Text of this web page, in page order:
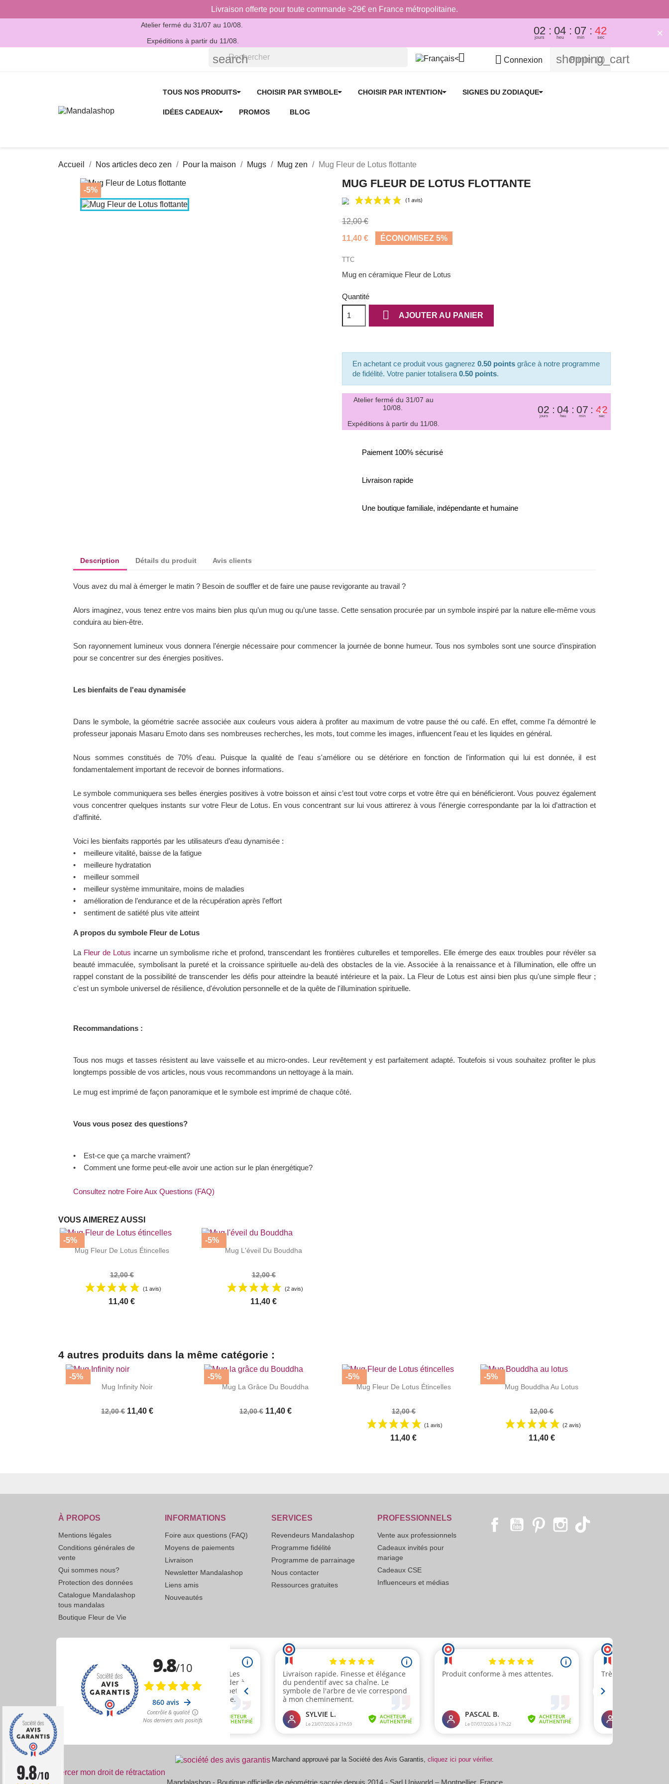
Livraison offerte pour toute commande >29€ en France métropolitaine.
Atelier fermé du 31/07 au 10/08.
Expéditions à partir du 11/08.
02
jours
04
heu
07
min
42
sec ×
search   Connexion shopping_cart
Panier (0)
TOUS NOS PRODUITS CHOISIR PAR SYMBOLE CHOISIR PAR INTENTION SIGNES DU ZODIAQUE
IDÉES CADEAUX PROMOS BLOG
Accueil Nos articles deco zen Pour la maison Mugs Mug zen Mug Fleur de Lotus flottante
-5%
MUG FLEUR DE LOTUS FLOTTANTE
12,00 €
11,40 €
ÉCONOMISEZ 5%
TTC
Mug en céramique Fleur de Lotus
Quantité
 AJOUTER AU PANIER
En achetant ce produit vous gagnerez 0.50 points grâce à notre programme
de fidélité. Votre panier totalisera 0.50 points.
Atelier fermé du 31/07 au
10/08.
Expéditions à partir du 11/08.
02
jours
04
heu
07
min
42
sec
×
Paiement 100% sécurisé
Livraison rapide
Une boutique familiale, indépendante et humaine
Description Détails du produit Avis clients
Vous avez du mal à émerger le matin ? Besoin de souffler et de faire une pause revigorante au travail ?
Alors imaginez, vous tenez entre vos mains bien plus qu’un mug ou qu’une tasse. Cette sensation procurée par un symbole inspiré par la nature elle-même vous
conduira au bien-être.
Son rayonnement lumineux vous donnera l’énergie nécessaire pour commencer la journée de bonne humeur. Tous nos symboles sont une source d’inspiration
pour se concentrer sur des énergies positives.
Les bienfaits de l'eau dynamisée
Dans le symbole, la géométrie sacrée associée aux couleurs vous aidera à profiter au maximum de votre pause thé ou café. En effet, comme l’a démontré le
professeur japonais Masaru Emoto dans ses nombreuses recherches, les mots, tout comme les images, influencent l’eau et les liquides en général.
Nous sommes constitués de 70% d'eau. Puisque la qualité de l'eau s'améliore ou se détériore en fonction de l'information qui lui est donnée, il est
fondamentalement important de recevoir de bonnes informations.
Le symbole communiquera ses belles énergies positives à votre boisson et ainsi c’est tout votre corps et votre être qui en bénéficieront. Vous pouvez également
vous concentrer quelques instants sur votre Fleur de Lotus. En vous concentrant sur lui vous attirerez à vous l’énergie correspondante par la loi d’attraction et
d’affinité.
Voici les bienfaits rapportés par les utilisateurs d’eau dynamisée :
• meilleure vitalité, baisse de la fatigue
• meilleure hydratation
• meilleur sommeil
• meilleur système immunitaire, moins de maladies
• amélioration de l’endurance et de la récupération après l’effort
• sentiment de satiété plus vite atteint
A propos du symbole Fleur de Lotus
La Fleur de Lotus incarne un symbolisme riche et profond, transcendant les frontières culturelles et temporelles. Elle émerge des eaux troubles pour révéler sa
beauté immaculée, symbolisant la pureté et la croissance spirituelle au-delà des obstacles de la vie. Associée à la renaissance et à l'illumination, elle offre un
rappel constant de la possibilité de transcender les défis pour atteindre la beauté intérieure et la paix. La Fleur de Lotus est ainsi bien plus qu'une simple fleur ;
c'est un symbole universel de résilience, d'évolution personnelle et de la quête de l'illumination spirituelle.
Recommandations :
Tous nos mugs et tasses résistent au lave vaisselle et au micro-ondes. Leur revêtement y est parfaitement adapté. Toutefois si vous souhaitez profiter le plus
longtemps possible de vos articles, nous vous recommandons un nettoyage à la main.
Le mug est imprimé de façon panoramique et le symbole est imprimé de chaque côté.
Vous vous posez des questions?
• Est-ce que ça marche vraiment?
• Comment une forme peut-elle avoir une action sur le plan énergétique?
Consultez notre Foire Aux Questions (FAQ)
VOUS AIMEREZ AUSSI
 | 
Mug Fleur De Lotus Étincelles
12,00 €
(1 avis)
11,40 €
-5%
 | 
Mug L'éveil Du Bouddha
12,00 €
(2 avis)
11,40 €
-5%
4 autres produits dans la même catégorie :
 | 
Mug Infinity Noir
12,00 € 11,40 €
-5%
 | 
Mug La Grâce Du Bouddha
12,00 € 11,40 €
-5%
 | 
Mug Fleur De Lotus Étincelles
12,00 €
(1 avis)
11,40 €
-5%
 | 
Mug Bouddha Au Lotus
12,00 €
(2 avis)
11,40 €
-5%
À PROPOS
Mentions légales
Conditions générales de
vente
Qui sommes nous?
Protection des données
Catalogue Mandalashop
tous mandalas
Boutique Fleur de Vie
INFORMATIONS
Foire aux questions (FAQ)
Moyens de paiements
Livraison
Newsletter Mandalashop
Liens amis
Nouveautés
SERVICES
Revendeurs Mandalashop
Programme fidélité
Programme de parrainage
Nous contacter
Ressources gratuites
PROFESSIONNELS
Vente aux professionnels
Cadeaux invités pour
mariage
Cadeaux CSE
Influenceurs et médias
FacebookYouTubePinterest Instagram
Marchand approuvé par la Société des Avis Garantis, cliquez ici pour vérifier.
Exercer mon droit de rétractation
9.8/10